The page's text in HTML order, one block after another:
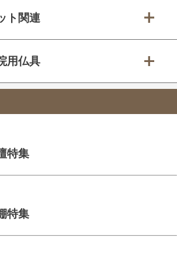
ト関連
用仏具
特集
特集